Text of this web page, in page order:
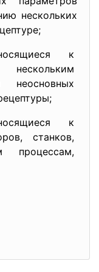
нескольких
к
нескольким
неосновных
к
станков,
процессам,